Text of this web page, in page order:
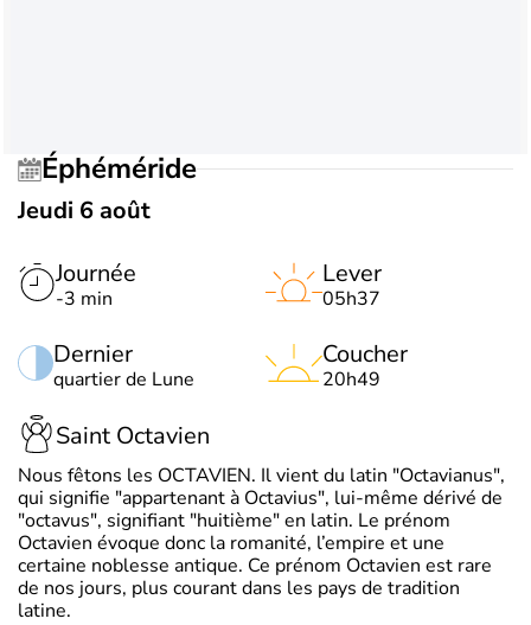
Éphéméride
Jeudi 6 août
Journée
-3 min
Dernier
quartier de Lune
Lever
05h37
Coucher
20h49
Saint Octavien
Nous fêtons les OCTAVIEN. Il vient du latin "Octavianus",
qui signifie "appartenant à Octavius", lui-même dérivé de
"octavus", signifiant "huitième" en latin. Le prénom
Octavien évoque donc la romanité, l’empire et une
certaine noblesse antique. Ce prénom Octavien est rare
de nos jours, plus courant dans les pays de tradition
latine.